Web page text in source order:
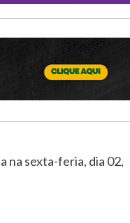
na sexta-feria, dia 02,